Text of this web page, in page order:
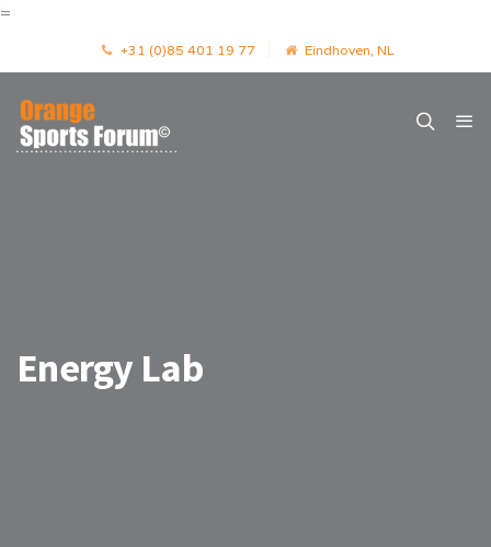
=
+31 (0)85 401 19 77 Eindhoven, NL
Energy Lab